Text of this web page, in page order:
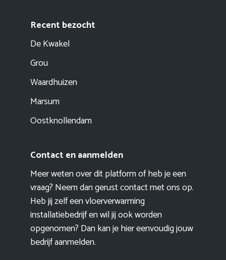
Recent bezocht
De Kwakel
Grou
Waardhuizen
Marsum
Oostknollendam
Contact en aanmelden
Meer weten over dit platform of heb je een
vraag? Neem dan gerust contact met ons op.
Heb jij zelf een vloerverwarming
installatiebedrijf en wil jij ook worden
opgenomen? Dan kan je hier eenvoudigjouw
bedrijf aanmelden.